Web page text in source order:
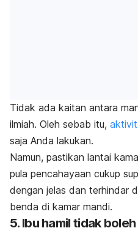
Tidak ada kaitan antara
ilmiah. Oleh sebab itu,
saja Anda lakukan.
Namun, pastikan lantai
pula pencahayaan cukup
dengan jelas dan terhindar
benda di kamar mandi.
5. Ibu hamil tidak